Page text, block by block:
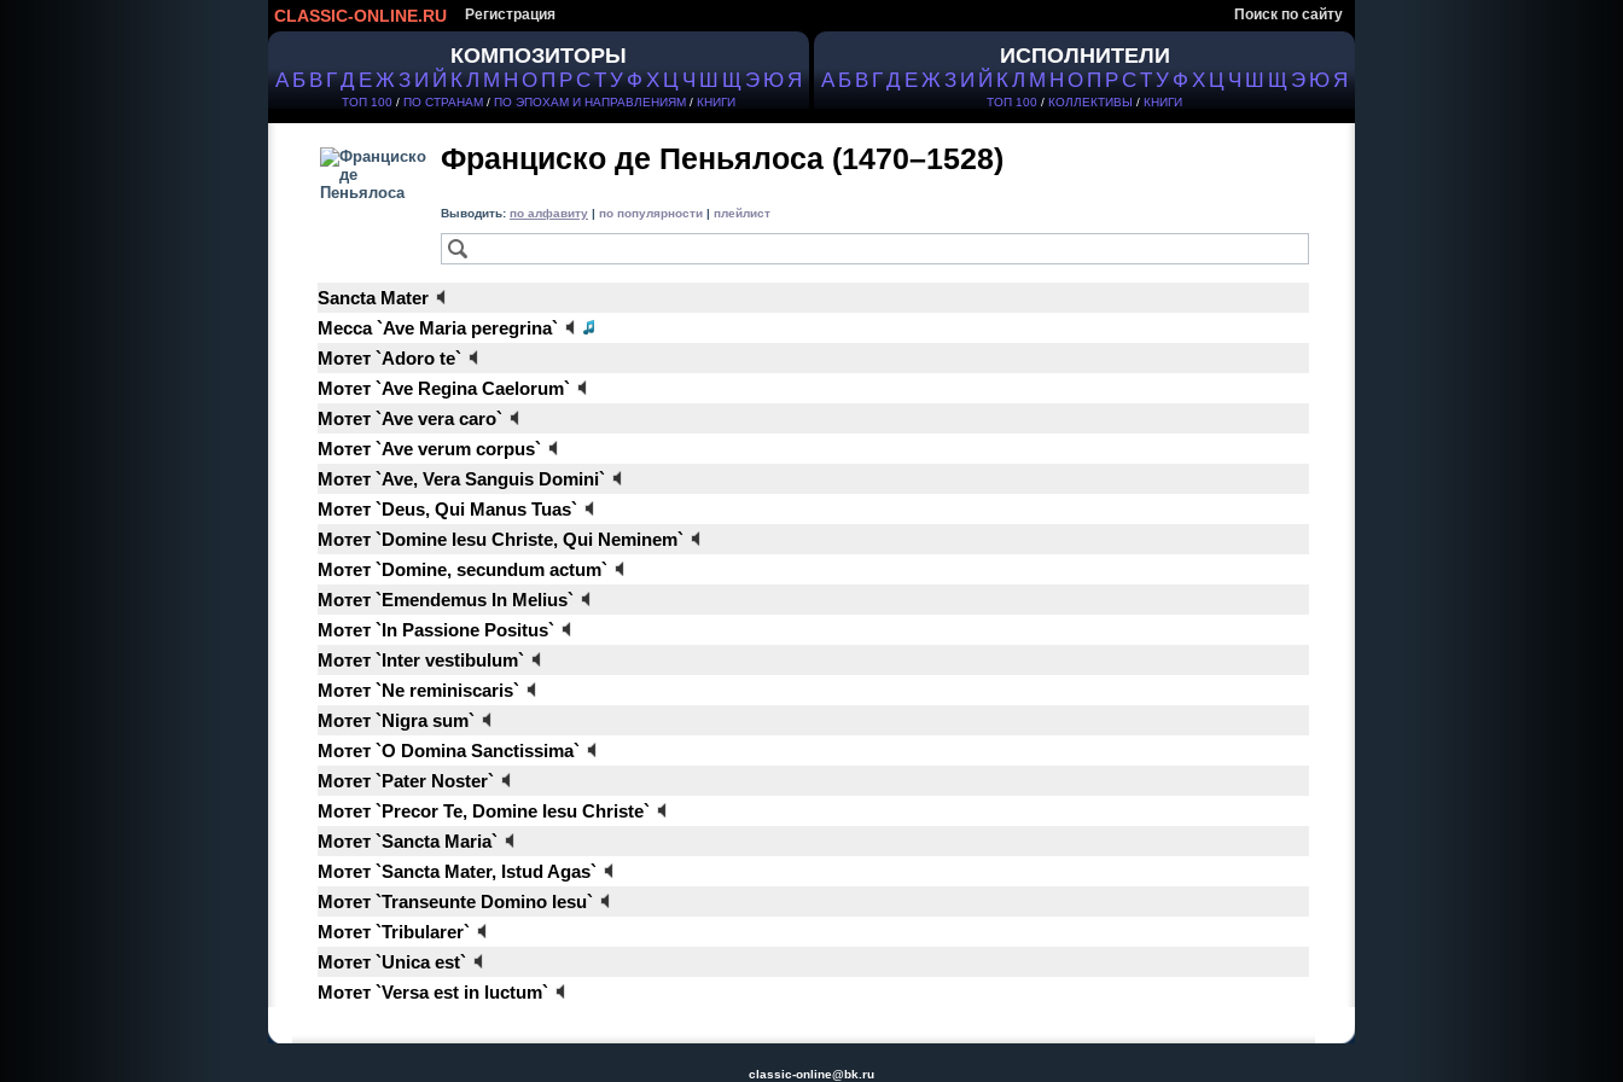
CLASSIC-ONLINE.RU Регистрация Поиск по сайту
КОМПОЗИТОРЫ
АБВГДЕЖЗИЙКЛМНОПРСТУФХЦЧШЩЭЮЯ
ТОП 100 / ПО СТРАНАМ / ПО ЭПОХАМ И НАПРАВЛЕНИЯМ / КНИГИ
ИСПОЛНИТЕЛИ
АБВГДЕЖЗИЙКЛМНОПРСТУФХЦЧШЩЭЮЯ
ТОП 100 / КОЛЛЕКТИВЫ / КНИГИ
Франциско де Пеньялоса (1470–1528)
Выводить: по алфавиту | по популярности | плейлист
Sancta Mater
Месса `Ave Maria peregrina`
Мотет `Adoro te`
Мотет `Ave Regina Caelorum`
Мотет `Ave vera caro`
Мотет `Ave verum corpus`
Мотет `Ave, Vera Sanguis Domini`
Мотет `Deus, Qui Manus Tuas`
Мотет `Domine Iesu Christe, Qui Neminem`
Мотет `Domine, secundum actum`
Мотет `Emendemus In Melius`
Мотет `In Passione Positus`
Мотет `Inter vestibulum`
Мотет `Ne reminiscaris`
Мотет `Nigra sum`
Мотет `O Domina Sanctissima`
Мотет `Pater Noster`
Мотет `Precor Te, Domine Iesu Christe`
Мотет `Sancta Maria`
Мотет `Sancta Mater, Istud Agas`
Мотет `Transeunte Domino Iesu`
Мотет `Tribularer`
Мотет `Unica est`
Мотет `Versa est in luctum`
classic-online@bk.ru